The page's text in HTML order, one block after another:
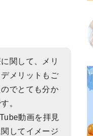
関して、メリ
メリットもご
でとても分か
。
動画を拝見
してイメージ